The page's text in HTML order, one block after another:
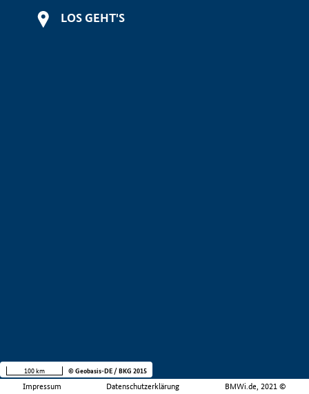
LOS GEHT'S
Impressum Datenschutzerklärung BMWi.de, 2021 ©
100 km © Geobasis-DE / BKG 2015